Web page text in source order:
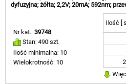
dyfuzyjna; żółta; 2,2V; 20mA; 592nm;
Nr kat.:39748
Stan: 490 szt.
Ilość minimalna: 10
Wielokrotność: 10
Ilość [